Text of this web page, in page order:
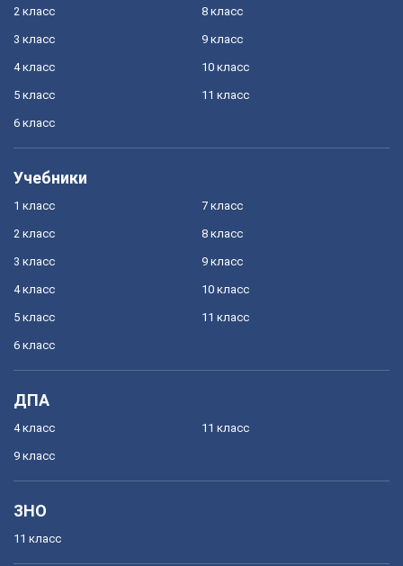
2 класс
3 класс
4 класс
5 класс
6 класс
8 класс
9 класс
10 класс
11 класс
Учебники
1 класс
2 класс
3 класс
4 класс
5 класс
6 класс
7 класс
8 класс
9 класс
10 класс
11 класс
ДПА
4 класс
9 класс
11 класс
ЗНО
11 класс